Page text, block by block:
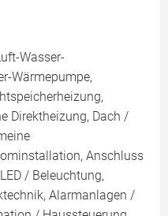
Wasser-
Wärmepumpe,
Direktheizung, Dach /
Anschluss
/ Beleuchtung,
Alarmanlagen /